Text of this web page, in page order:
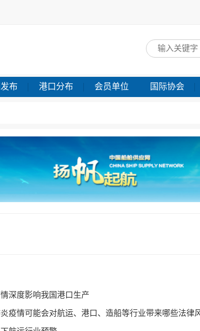
布 港口分布 会员单位 国际协会
深度影响我国港口生产
疫情可能会对航运、港口、造船等行业带来哪些法律